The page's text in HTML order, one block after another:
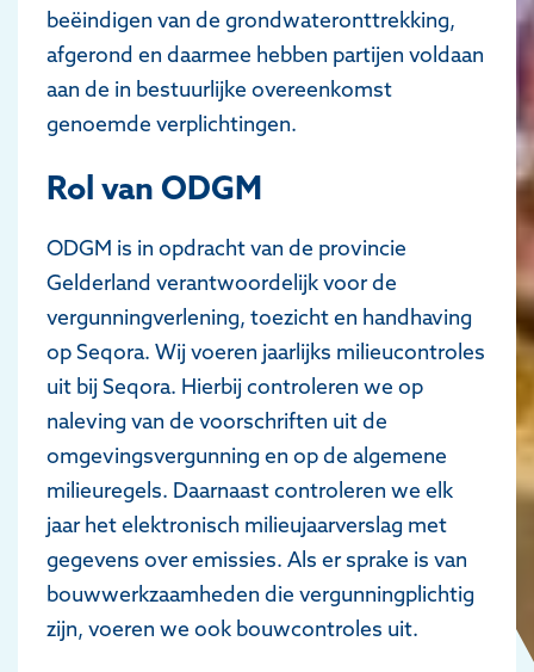
beëindigen van de grondwateronttrekking,
afgerond en daarmee hebben partijen voldaan
aan de in bestuurlijke overeenkomst
genoemde verplichtingen.
Rol van ODGM
ODGM is in opdracht van de provincie
Gelderland verantwoordelijk voor de
vergunningverlening, toezicht en handhaving
op Seqora. Wij voeren jaarlijks milieucontroles
uit bij Seqora. Hierbij controleren we op
naleving van de voorschriften uit de
omgevingsvergunning en op de algemene
milieuregels. Daarnaast controleren we elk
jaar het elektronisch milieujaarverslag met
gegevens over emissies. Als er sprake is van
bouwwerkzaamheden die vergunningplichtig
zijn, voeren we ook bouwcontroles uit.